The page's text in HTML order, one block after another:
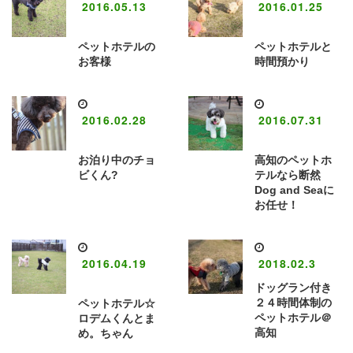
2016.05.13
ペットホテルの
お客様
2016.01.25
ペットホテルと
時間預かり
2016.02.28
お泊り中のチョ
ビくん?
2016.07.31
高知のペットホ
テルなら断然
Dog and Seaに
お任せ！
2016.04.19
ペットホテル☆
ロデムくんとま
め。ちゃん
2018.02.3
ドッグラン付き
２４時間体制の
ペットホテル＠
高知